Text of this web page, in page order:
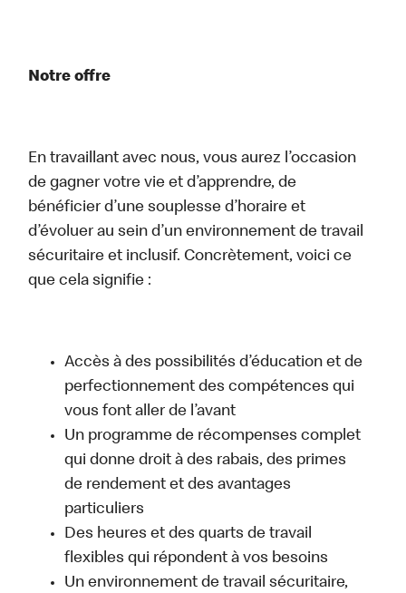
Notre offre
En travaillant avec nous, vous aurez l’occasion
de gagner votre vie et d’apprendre, de
bénéficier d’une souplesse d’horaire et
d’évoluer au sein d’un environnement de travail
sécuritaire et inclusif. Concrètement, voici ce
que cela signifie :
Accès à des possibilités d’éducation et de
perfectionnement des compétences qui
vous font aller de l’avant
Un programme de récompenses complet
qui donne droit à des rabais, des primes
de rendement et des avantages
particuliers
Des heures et des quarts de travail
flexibles qui répondent à vos besoins
Un environnement de travail sécuritaire,